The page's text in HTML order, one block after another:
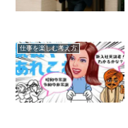
仕事を楽しむ考え方